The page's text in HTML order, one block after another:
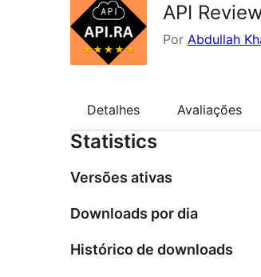
API
Por Abdullah
Detalhes Avaliações
Statistics
Versões ativas
Downloads por dia
Histórico de downloads